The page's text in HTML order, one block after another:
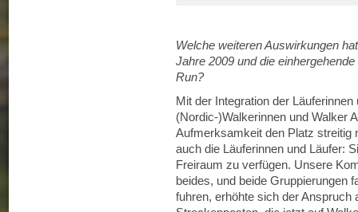
Welche weiteren Auswirkungen
Jahre 2009 und die
Run?
Mit der Integration der
(Nordic-)Walkerinnen und Walker
Aufmerksamkeit den Platz streitig
auch die Läuferinnen und Läufer:
Freiraum zu verfügen. Unsere
beides, und beide Gruppierungen
fuhren, erhöhte sich der Anspruch